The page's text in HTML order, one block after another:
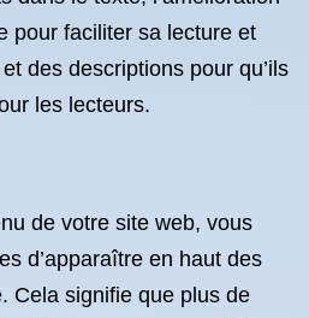
pour faciliter sa lecture et
des descriptions pour qu’ils
les lecteurs.
de votre site web, vous
d’apparaître en haut des
Cela signifie que plus de